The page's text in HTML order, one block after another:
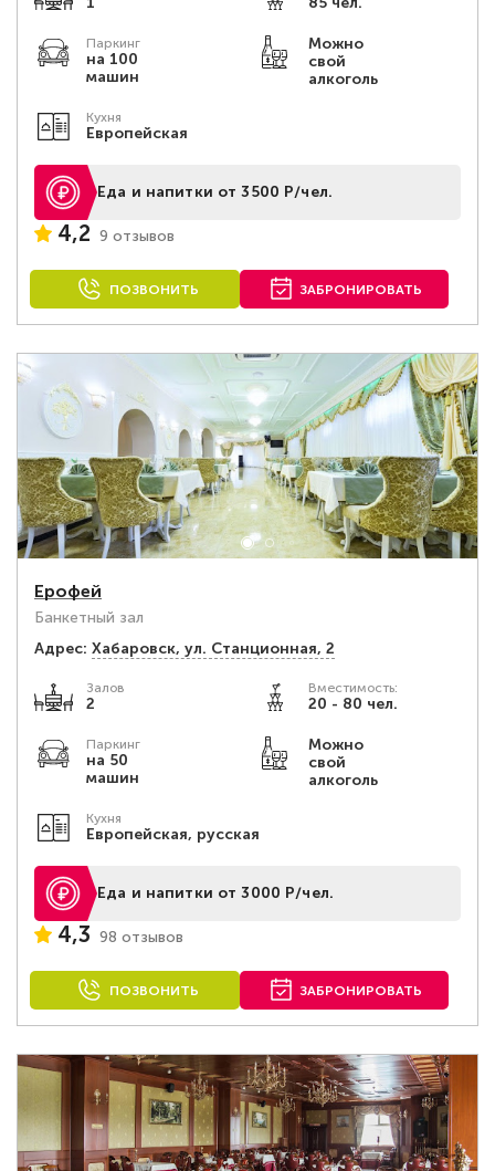
Паркинг
на 100
машин
Можно
свой
алкоголь
Кухня
Европейская
Еда и напитки от 3500 Р/чел.
4,2 9 отзывов
ПОЗВОНИТЬ ЗАБРОНИРОВАТЬ
Ерофей
Банкетный зал
Адрес: Хабаровск, ул. Станционная, 2
Залов
2
Вместимость:
20 - 80 чел.
Паркинг
на 50
машин
Можно
свой
алкоголь
Кухня
Европейская, русская
Еда и напитки от 3000 Р/чел.
4,3 98 отзывов
ПОЗВОНИТЬ ЗАБРОНИРОВАТЬ